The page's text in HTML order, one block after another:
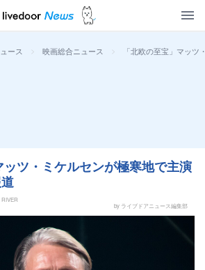
ース > 映画総合ニュース > 「北欧の至宝」マッ
ッツ・ミケルセンが極寒地で主演
by ライブドアニュース編集部